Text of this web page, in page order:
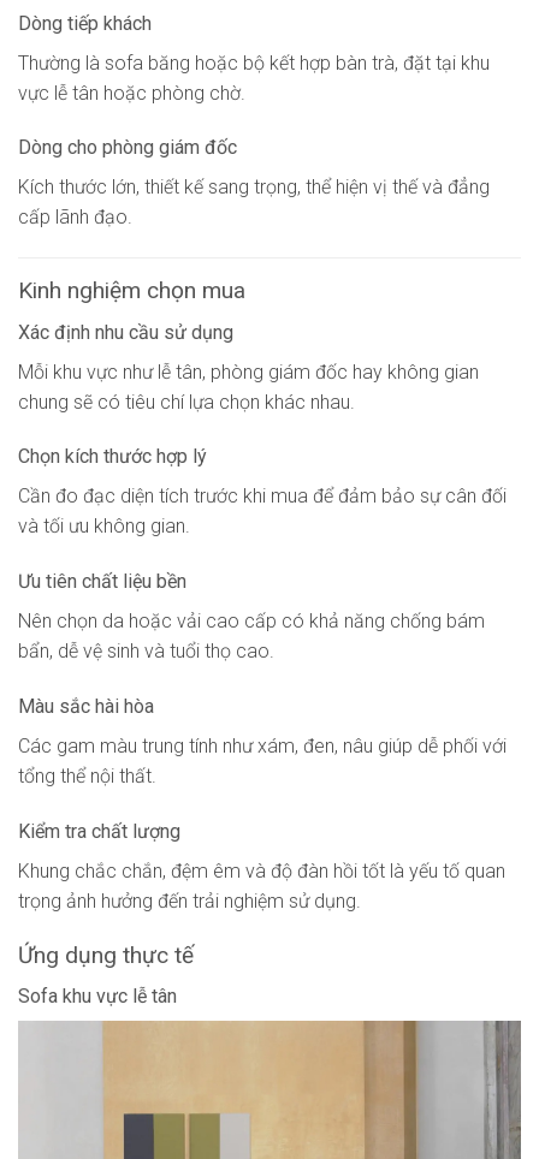
Dòng tiếp khách
Thường là sofa băng hoặc bộ kết hợp bàn trà, đặt tại khu
vực lễ tân hoặc phòng chờ.
Dòng cho phòng giám đốc
Kích thước lớn, thiết kế sang trọng, thể hiện vị thế và đẳng
cấp lãnh đạo.
Kinh nghiệm chọn mua
Xác định nhu cầu sử dụng
Mỗi khu vực như lễ tân, phòng giám đốc hay không gian
chung sẽ có tiêu chí lựa chọn khác nhau.
Chọn kích thước hợp lý
Cần đo đạc diện tích trước khi mua để đảm bảo sự cân đối
và tối ưu không gian.
Ưu tiên chất liệu bền
Nên chọn da hoặc vải cao cấp có khả năng chống bám
bẩn, dễ vệ sinh và tuổi thọ cao.
Màu sắc hài hòa
Các gam màu trung tính như xám, đen, nâu giúp dễ phối với
tổng thể nội thất.
Kiểm tra chất lượng
Khung chắc chắn, đệm êm và độ đàn hồi tốt là yếu tố quan
trọng ảnh hưởng đến trải nghiệm sử dụng.
Ứng dụng thực tế
Sofa khu vực lễ tân